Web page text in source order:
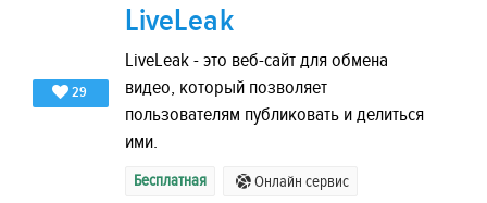
29
LiveLeak
LiveLeak - это веб-сайт для обмена
видео, который позволяет
пользователям публиковать и делиться
ими.
Бесплатная Онлайн сервис